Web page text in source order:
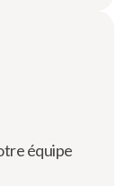
équipe